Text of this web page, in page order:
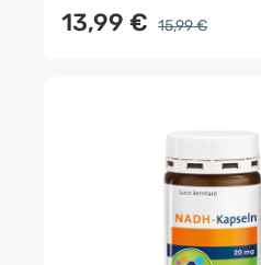
13,99 € 15,99 €